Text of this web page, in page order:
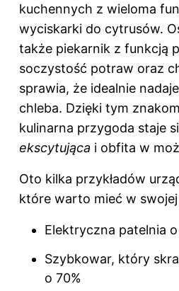
kuchennych z wieloma
wyciskarki do cytrusów.
także piekarnik z funkcją
soczystość potraw oraz
sprawia, że idealnie
chleba. Dzięki tym
kulinarna przygoda staje
ekscytująca i obfita w
Oto kilka przykładów
które warto mieć w
Elektryczna patelnia
Szybkowar, który
o 70%